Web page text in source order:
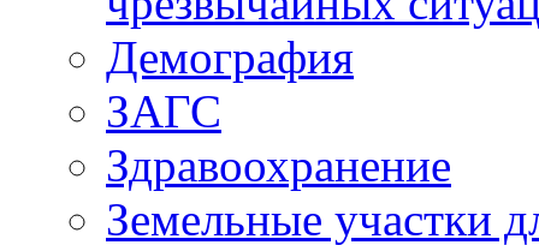
Демография
ЗАГС
Здравоохранение
Земельные участки